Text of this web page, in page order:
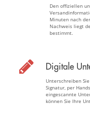
Den offiziellen
Minuten nach
Nachweis liegt
bestimmt.
Digitale
Unterschreiben
Signatur, per
eingescannte
können Sie Ihre